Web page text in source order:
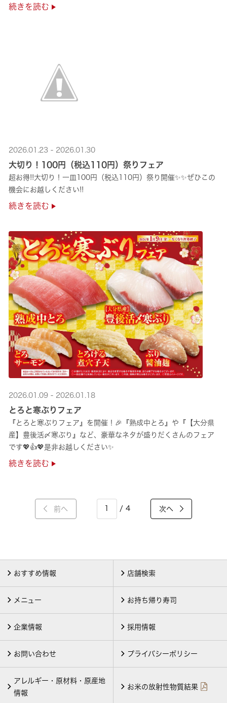
続きを読む
2026.01.23 - 2026.01.30
大切り！100円（税込110円）祭りフェア
超お得!!大切り！一皿100円（税込110円）祭り開催✨✨ぜひこの
機会にお越しください!!
続きを読む
2026.01.09 - 2026.01.18
とろと寒ぶりフェア
『とろと寒ぶりフェア』を開催！🎉『熟成中とろ』や『【大分県
産】豊後活〆寒ぶり』など、豪華なネタが盛りだくさんのフェア
です💖👍💖是非お越しください✨
続きを読む
前へ / 4 次へ
おすすめ情報 店舗検索
メニュー お持ち帰り寿司
企業情報 採用情報
お問い合わせ プライバシーポリシー
アレルギー・原材料・原産地
情報
お米の放射性物質結果